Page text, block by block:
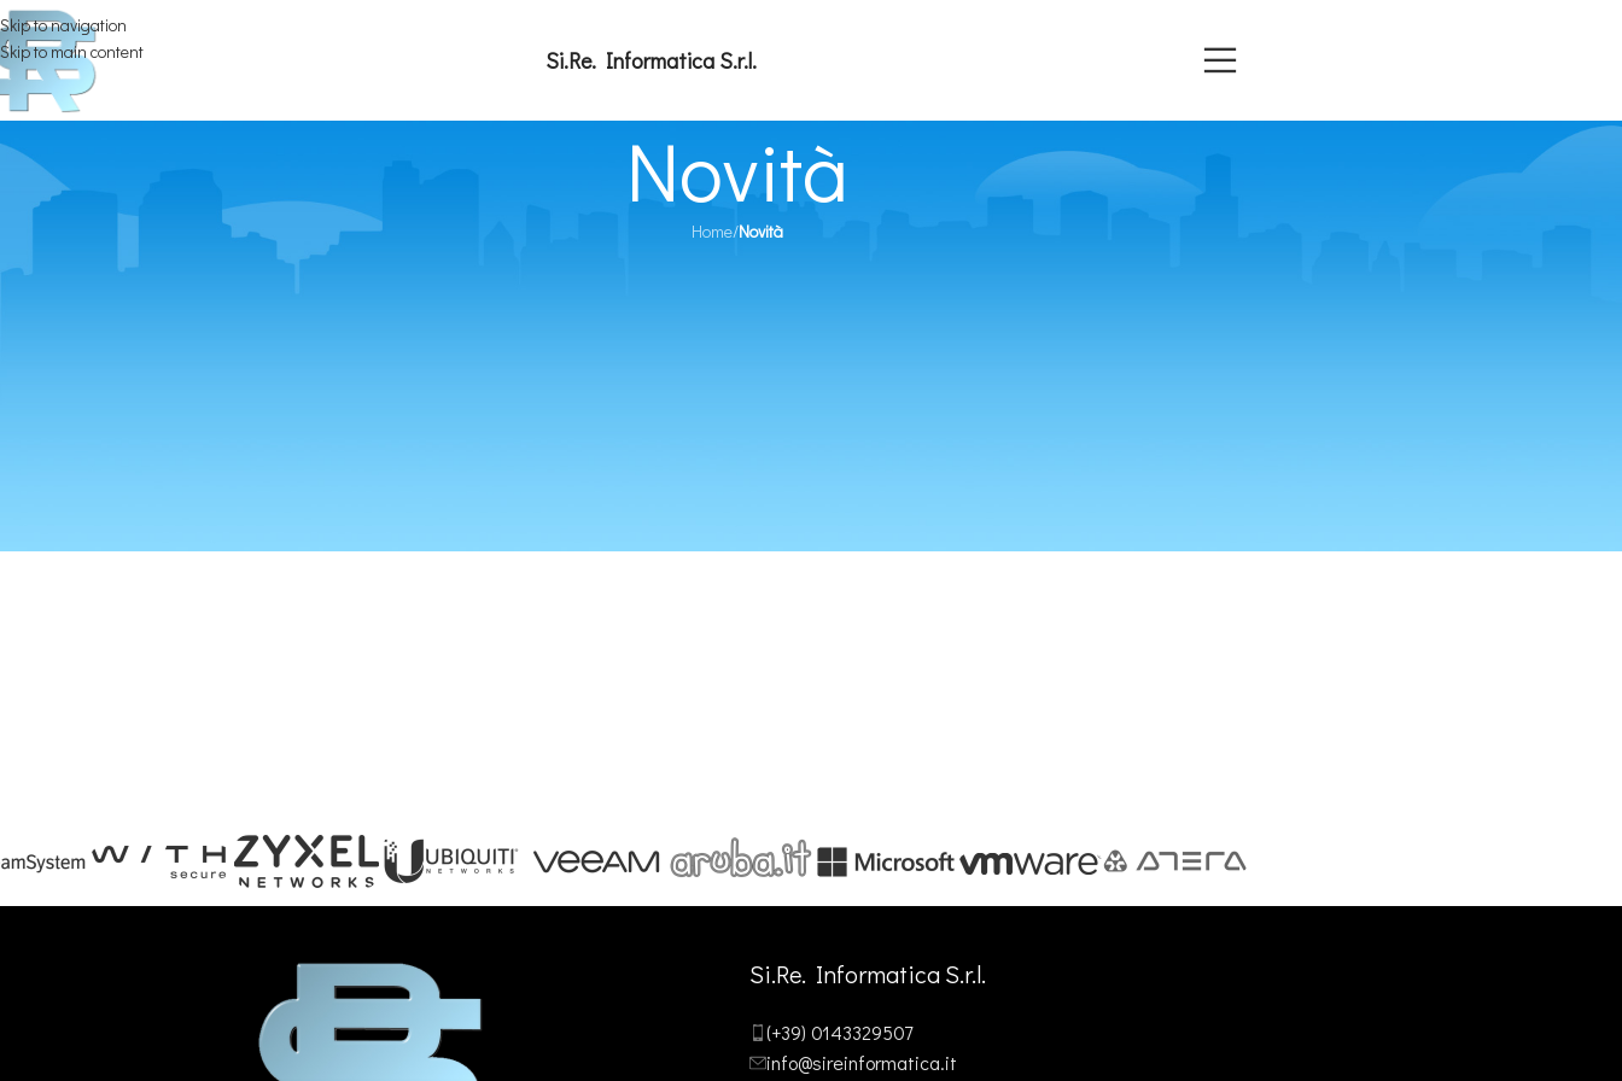
Skip to navigation
Skip to main content
Si.Re. Informatica S.r.l.
Novità
Home/Novità
Si.Re. Informatica S.r.l.
(+39) 0143329507
info@sireinformatica.it